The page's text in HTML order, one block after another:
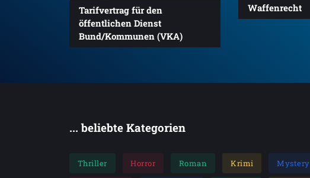
Tarifvertrag für den
öffentlichen Dienst
Bund/Kommunen (VKA)
Waffenrecht
... beliebte Kategorien
Thriller Horror Roman Krimi Mystery